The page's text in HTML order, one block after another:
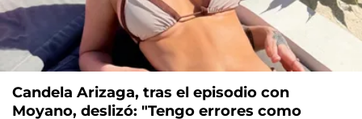
Candela Arizaga, tras el episodio con
Moyano, deslizó: "Tengo errores como